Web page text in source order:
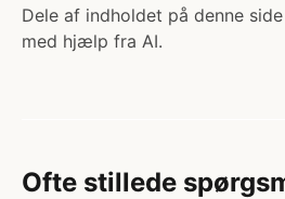
Dele af indholdet på denne
med hjælp fra AI.
Ofte stillede